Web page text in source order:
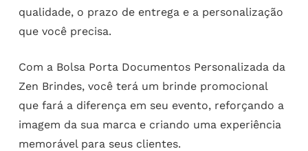
qualidade, o prazo de entrega e a personalização
que você precisa.
Com a Bolsa Porta Documentos Personalizada da
Zen Brindes, você terá um brinde promocional
que fará a diferença em seu evento, reforçando a
imagem da sua marca e criando uma experiência
memorável para seus clientes.